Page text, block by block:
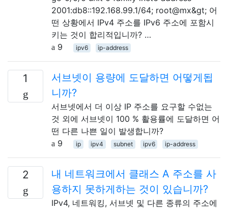
2001:db8::192.168.99.1/64; root@mx&gt; 어
떤 상황에서 IPv4 주소를 IPv6 주소에 포함시
키는 것이 합리적입니까? …
9
ipv6 ip-address
1
서브넷이 용량에 도달하면 어떻게됩
니까?
서브넷에서 더 이상 IP 주소를 요구할 수없는
것 외에 서브넷이 100 % 활용률에 도달하면 어
떤 다른 나쁜 일이 발생합니까?
9
ip ipv4 subnet ipv6 ip-address
2
내 네트워크에서 클래스 A 주소를 사
용하지 못하게하는 것이 있습니까?
IPv4, 네트워킹, 서브넷 및 다른 종류의 주소에